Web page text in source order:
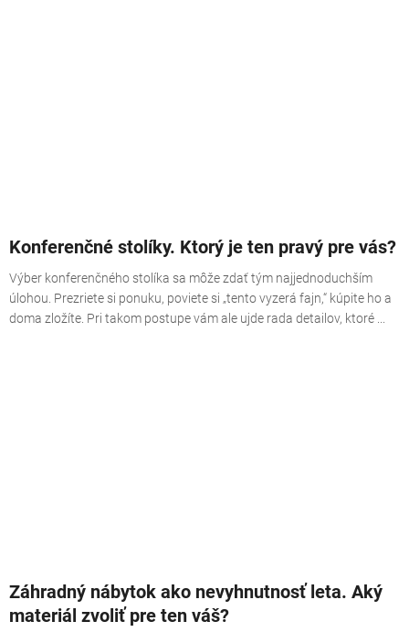
Konferenčné stolíky. Ktorý je ten pravý pre vás?
Výber konferenčného stolíka sa môže zdať tým najjednoduchším
úlohou. Prezriete si ponuku, poviete si „tento vyzerá fajn,“ kúpite ho a
doma zložíte. Pri takom postupe vám ale ujde rada detailov, ktoré ...
Záhradný nábytok ako nevyhnutnosť leta. Aký
materiál zvoliť pre ten váš?